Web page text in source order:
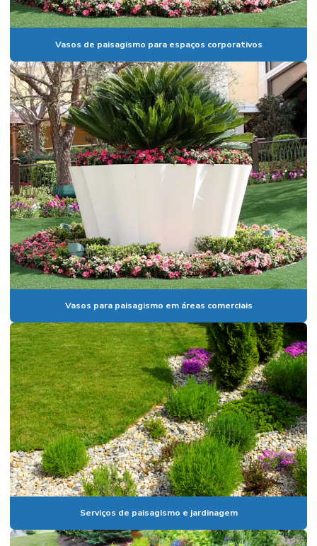
Manutenção areas verdes sp
Manutenção de jardim
Mudas de arvores frutiferas para vaso
Mudas de plantas frutiferas para jardim
Mudas de plantas para paisagismo
Onde comprar grama em campinas
Paisagismo empresarial
Paisagismo e jardinagem em vinhedo
Paisagismo em paulinia
Paisagismo em valinhos
Palmeiras para condomínios
Pedrisco para jardinagem
Planta ornamental costela de adão
Planta ornamental de jardim em paulínia
Plantas para empresa de arquitetura
Plantas para escritório em paulínia
Plantas para eventos corporativos
Plantas ornamentais em campinas
Vasos de paisagismo para espaços corporativos
Vasos para paisagismo em áreas comerciais
Serviços de paisagismo e jardinagem